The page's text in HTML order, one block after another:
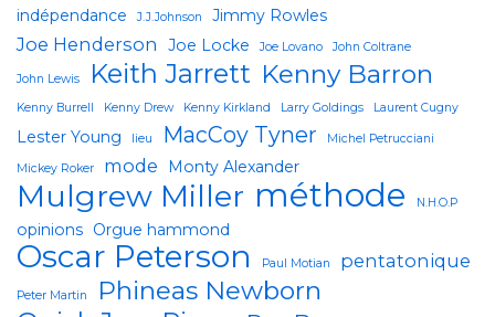
indépendance J.J.Johnson Jimmy Rowles
Joe Henderson Joe Locke Joe Lovano John Coltrane
John Lewis Keith Jarrett Kenny Barron
Kenny Burrell Kenny Drew Kenny Kirkland Larry Goldings Laurent Cugny
Lester Young lieu MacCoy Tyner Michel Petrucciani
Mickey Roker mode Monty Alexander
Mulgrew Miller méthode N.H.O.P
opinions Orgue hammond
Oscar Peterson Paul Motian pentatonique
Peter Martin Phineas Newborn